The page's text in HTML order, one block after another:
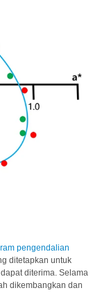
pengendalian
ditetapkan untuk
diterima. Selama
dikembangkan dan